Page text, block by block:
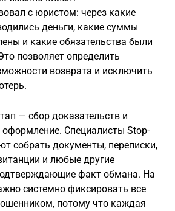
с юристом: через какие
деньги, какие суммы
и какие обязательства были
позволяет определить
возврата и исключить
— сбор доказательств и
Специалисты Stop-
собрать документы, переписки,
и любые другие
факт обмана. На
системно фиксировать все
потому что каждая